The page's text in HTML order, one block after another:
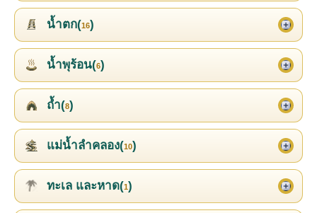
น้ำตก(16)
น้ำพุร้อน(6)
ถ้ำ(8)
แม่น้ำลำคลอง(10)
ทะเล และหาด(1)